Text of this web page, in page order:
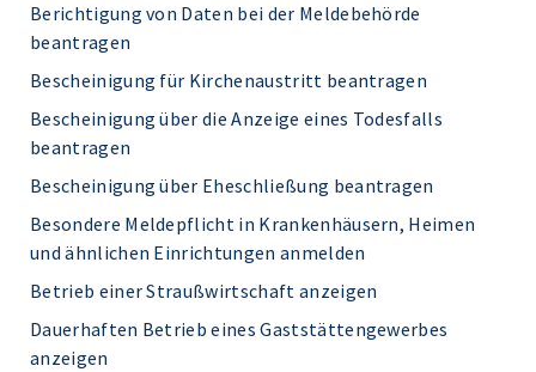
Berichtigung von Daten bei der Meldebehörde
beantragen
Bescheinigung für Kirchenaustritt beantragen
Bescheinigung über die Anzeige eines Todesfalls
beantragen
Bescheinigung über Eheschließung beantragen
Besondere Meldepflicht in Krankenhäusern, Heimen
und ähnlichen Einrichtungen anmelden
Betrieb einer Straußwirtschaft anzeigen
Dauerhaften Betrieb eines Gaststättengewerbes
anzeigen